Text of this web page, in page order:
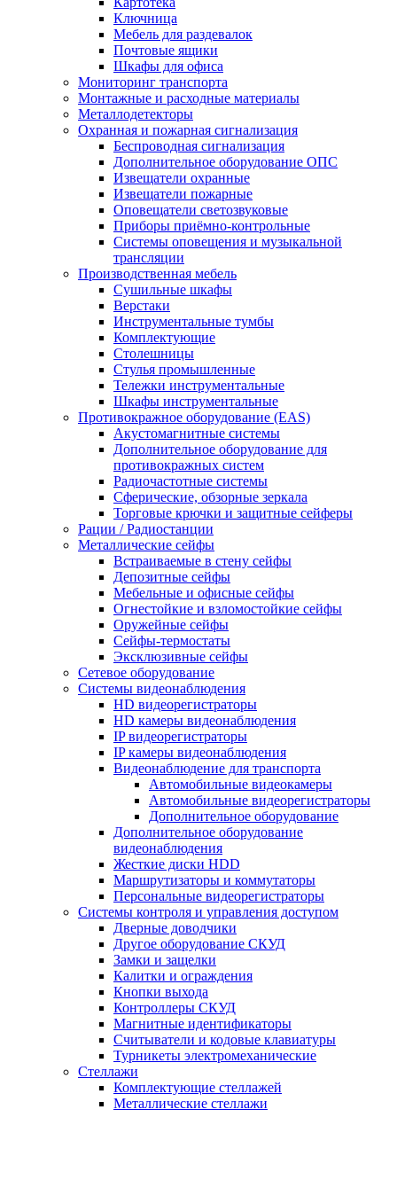
Ключница
Мебель для раздевалок
Почтовые ящики
Шкафы для офиса
Мониторинг транспорта
Монтажные и расходные материалы
Металлодетекторы
Охранная и пожарная сигнализация
Беспроводная сигнализация
Дополнительное оборудование ОПС
Извещатели охранные
Извещатели пожарные
Оповещатели светозвуковые
Приборы приёмно-контрольные
Системы оповещения и музыкальной
трансляции
Производственная мебель
Cушильные шкафы
Верстаки
Инструментальные тумбы
Комплектующие
Столешницы
Стулья промышленные
Тележки инструментальные
Шкафы инструментальные
Противокражное оборудование (EAS)
Акустомагнитные системы
Дополнительное оборудование для
противокражных систем
Радиочастотные системы
Сферические, обзорные зеркала
Торговые крючки и защитные сейферы
Рации / Радиостанции
Металлические сейфы
Встраиваемые в стену сейфы
Депозитные сейфы
Мебельные и офисные сейфы
Огнестойкие и взломостойкие сейфы
Оружейные сейфы
Сейфы-термостаты
Эксклюзивные сейфы
Сетевое оборудование
Системы видеонаблюдения
HD видеорегистраторы
HD камеры видеонаблюдения
IP видеорегистраторы
IP камеры видеонаблюдения
Видеонаблюдение для транспорта
Автомобильные видеокамеры
Автомобильные видеорегистраторы
Дополнительное оборудование
Дополнительное оборудование
видеонаблюдения
Жесткие диски HDD
Маршрутизаторы и коммутаторы
Персональные видеорегистраторы
Системы контроля и управления доступом
Дверные доводчики
Другое оборудование СКУД
Замки и защелки
Калитки и ограждения
Кнопки выхода
Контроллеры СКУД
Магнитные идентификаторы
Считыватели и кодовые клавиатуры
Турникеты электромеханические
Стеллажи
Комплектующие стеллажей
Металлические стеллажи